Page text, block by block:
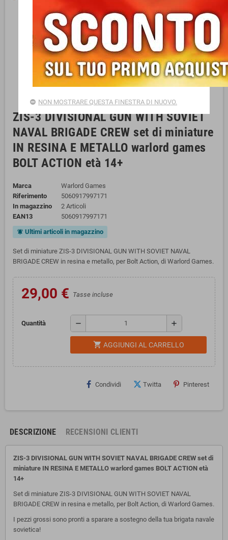
ZIS-3 DIVISIONAL GUN WITH SOVIET
NAVAL BRIGADE CREW set di miniature
IN RESINA E METALLO warlord games
BOLT ACTION età 14+
Marca
Warlord Games
Riferimento
5060917997171
In magazzino
2 Articoli
EAN13
5060917997171
notifications_active Ultimi articoli in magazzino
Set di miniature ZIS-3 DIVISIONAL GUN WITH SOVIET NAVAL
BRIGADE CREW in resina e metallo, per Bolt Action, di Warlord Games.
29,00 € Tasse incluse
Quantità remove add
shopping_cart AGGIUNGI AL CARRELLO
Condividi Twitta Pinterest
DESCRIZIONE RECENSIONI CLIENTI
ZIS-3 DIVISIONAL GUN WITH SOVIET NAVAL BRIGADE CREW set di
miniature IN RESINA E METALLO warlord games BOLT ACTION età
14+
Set di miniature ZIS-3 DIVISIONAL GUN WITH SOVIET NAVAL
BRIGADE CREW in resina e metallo, per Bolt Action, di Warlord Games.
I pezzi grossi sono pronti a sparare a sostegno della tua brigata navale
sovietica!
NON MOSTRARE QUESTA FINESTRA DI NUOVO.